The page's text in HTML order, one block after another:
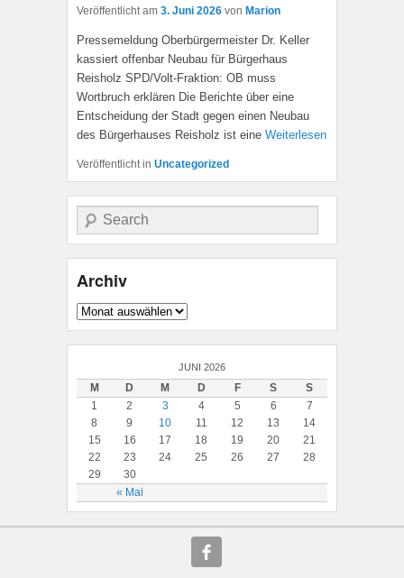
Veröffentlicht am 3. Juni 2026 von Marion
Pressemeldung Oberbürgermeister Dr. Keller
kassiert offenbar Neubau für Bürgerhaus
Reisholz SPD/Volt-Fraktion: OB muss
Wortbruch erklären Die Berichte über eine
Entscheidung der Stadt gegen einen Neubau
des Bürgerhauses Reisholz ist eine Weiterlesen
Veröffentlicht in Uncategorized
Suche
Archiv
Archiv
JUNI 2026
M D M D F S S
« Mai
1 2 3 4 5 6
7
8
9 10 11 12 13
14
15
16 17 18 19 20
21
22
23 24 25 26 27
28
29
30